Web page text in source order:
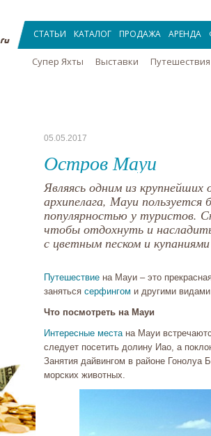
СТАТЬИ КАТАЛОГ ПРОДАЖА АРЕНДА
Супер Яхты Выставки Путешествия
05.05.2017
Остров Мауи
Являясь одним из крупнейших
архипелага, Мауи пользуется
популярностью у туристов.
чтобы отдохнуть и
с цветным песком и
Путешествиена Мауи – это
заняться серфингом и другими видами
Что посмотреть на Мауи
Интересные местана Мауи
следует посетить долину Иао, а
Занятия дайвингом в районе Гонолуа
морских животных.